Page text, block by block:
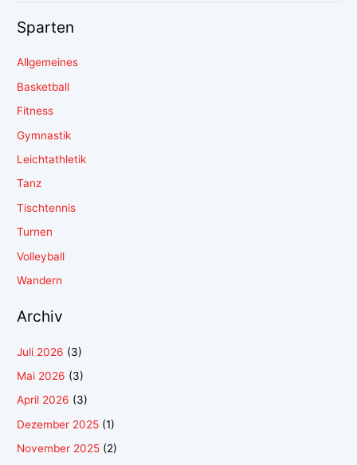
Sparten
Allgemeines
Basketball
Fitness
Gymnastik
Leichtathletik
Tanz
Tischtennis
Turnen
Volleyball
Wandern
Archiv
Juli 2026 (3)
Mai 2026 (3)
April 2026 (3)
Dezember 2025 (1)
November 2025 (2)